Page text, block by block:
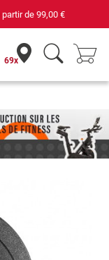
de 99,00 €
69x